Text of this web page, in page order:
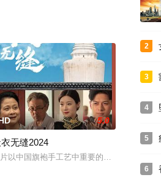
前去抵抗。奸臣王强扣住军粮，使彦荣兵
is in Santiago and there's onl
5.0
无缝2024
以中国旗袍手工艺中重要的一个环节“打板
2
3
4
5
6